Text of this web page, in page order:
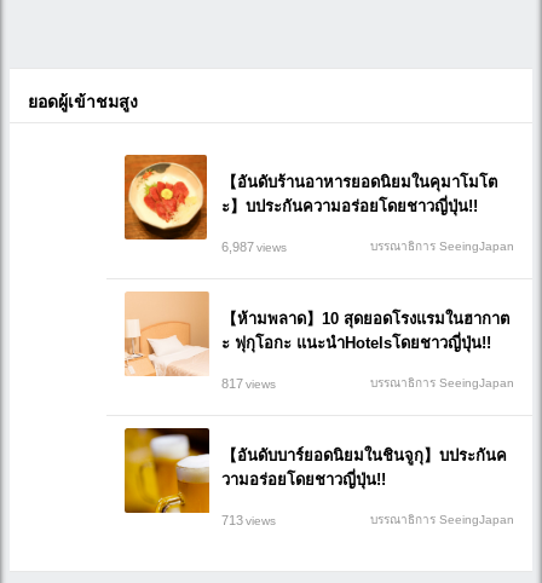
ยอดผู้เข้าชมสูง
【อันดับร้านอาหารยอดนิยมในคุมาโมโต
ะ】บประกันความอร่อยโดยชาวญี่ปุ่น!!
6,987views บรรณาธิการ SeeingJapan
【ห้ามพลาด】10 สุดยอดโรงแรมในฮากาต
ะ ฟุกุโอกะ แนะนำHotelsโดยชาวญี่ปุ่น!!
817views บรรณาธิการ SeeingJapan
【อันดับบาร์ยอดนิยมในชินจูกุ】บประกันค
วามอร่อยโดยชาวญี่ปุ่น!!
713views บรรณาธิการ SeeingJapan